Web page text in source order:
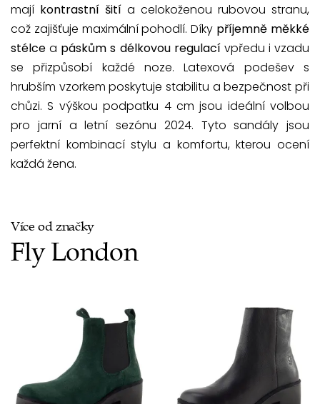
mají kontrastní šití a celokoženou rubovou stranu,
což zajišťuje maximální pohodlí. Díky příjemně měkké
stélce a páskům s délkovou regulacívpředu i vzadu
se přizpůsobí každé noze. Latexová podešev s
hrubším vzorkem poskytuje stabilitu a bezpečnost při
chůzi. S výškou podpatku 4 cm jsou ideální volbou
pro jarní a letní sezónu 2024. Tyto sandály jsou
perfektní kombinací stylu a komfortu, kterou ocení
každá žena.
Více od značky
Fly London